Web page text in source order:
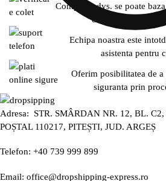
Compania dvs. se poate
de expediere
Echipa noastra este
asistenta pentru
Oferim posibilitatea de
siguranta prin
Adresa: STR. SMÂRDAN NR. 12, BL. C2,
POȘTAL 110217, PITEȘTI, JUD. ARGEȘ
Telefon: +40 739 999 899
Email: office@dropshipping-express.ro